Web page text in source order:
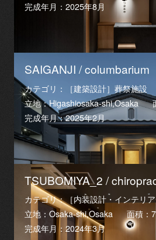
完成年月：2025年8月
SAIGANJI / columbarium
カテゴリ：［建築設計］葬祭施設
立地：Higashiosaka-shi,Osaka
完成年月：2025年2月
TSUBOMIYA_2 /
カテゴリ：［内装設計・インテリ
立地：Osaka-shi,Osaka
面積：
完成年月：2024年3月